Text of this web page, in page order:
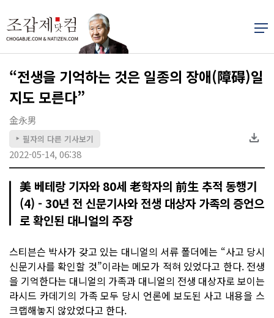
“전생을 기억하는 것은 일종의 장애(障碍)일
지도 모른다”
金永男
▶ 필자의 다른 기사보기
2022-05-14, 06:38
美 베테랑 기자와 80세 老학자의 前生 추적 동행기
(4) - 30년 전 신문기사와 전생 대상자 가족의 증언으
로 확인된 대니얼의 주장
스티븐슨 박사가 갖고 있는 대니얼의 서류 폴더에는 “사고 당시
신문기사를 확인할 것”이라는 메모가 적혀 있었다고 한다. 전생
을 기억한다는 대니얼의 가족과 대니얼의 전생 대상자로 보이는
라시드 카데기의 가족 모두 당시 언론에 보도된 사고 내용을 스
크랩해놓지 않았었다고 한다.